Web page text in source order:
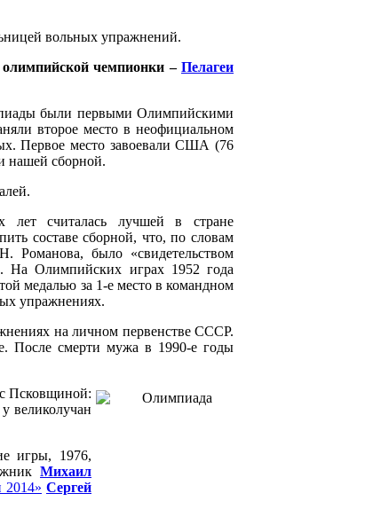
вольных упражнений.
олимпийской чемпионки –Пелагеи
были первыми Олимпийскими
второе место в неофициальном
Первое место завоевали США (76
нашей сборной.
лет считалась лучшей в стране
составе сборной, что, по словам
Романова, было «свидетельством
На Олимпийских играх 1952 года
медалью за 1-е место в командном
упражнениях.
на личном первенстве СССР.
После смерти мужа в 1990-е годы
Псковщиной:
великолучан
игры, 1976,
Михаил
2014» Сергей